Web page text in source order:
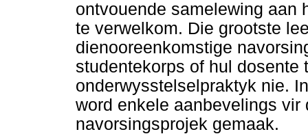
ontvouende samelewing aan
te verwelkom. Die grootste
dienooreenkomstige
studentekorps of hul dosente
onderwysstelselpraktyk nie.
word enkele aanbevelings vir
navorsingsprojek gemaak.